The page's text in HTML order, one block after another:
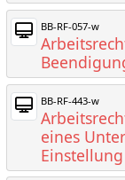
BB-RF-057-w
BB-RF-443-w
eines